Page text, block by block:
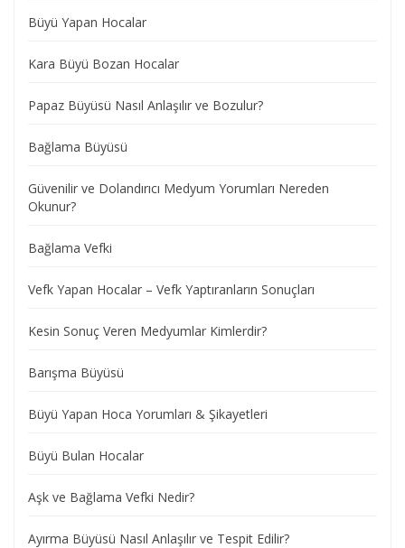
Büyü Yapan Hocalar
Kara Büyü Bozan Hocalar
Papaz Büyüsü Nasıl Anlaşılır ve Bozulur?
Bağlama Büyüsü
Güvenilir ve Dolandırıcı Medyum Yorumları Nereden
Okunur?
Bağlama Vefki
Vefk Yapan Hocalar – Vefk Yaptıranların Sonuçları
Kesin Sonuç Veren Medyumlar Kimlerdir?
Barışma Büyüsü
Büyü Yapan Hoca Yorumları & Şikayetleri
Büyü Bulan Hocalar
Aşk ve Bağlama Vefki Nedir?
Ayırma Büyüsü Nasıl Anlaşılır ve Tespit Edilir?